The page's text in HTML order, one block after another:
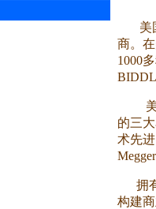
美
商。
1000
美国
的三
术先
拥有
构建